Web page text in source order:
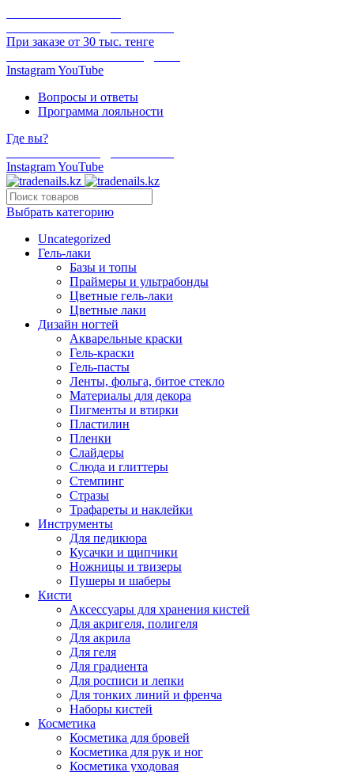
При заказе от 30 тыс. тенге
InstagramYouTube
Вопросы и ответы
Программа лояльности
Где вы?
InstagramYouTube
Выбрать категорию
Uncategorized
Гель-лаки
Базы и топы
Праймеры и ультрабонды
Цветные гель-лаки
Цветные лаки
Дизайн ногтей
Акварельные краски
Гель-краски
Гель-пасты
Ленты, фольга, битое стекло
Материалы для декора
Пигменты и втирки
Пластилин
Пленки
Слайдеры
Слюда и глиттеры
Стемпинг
Стразы
Трафареты и наклейки
Инструменты
Для педикюра
Кусачки и щипчики
Ножницы и твизеры
Пушеры и шаберы
Кисти
Аксессуары для хранения кистей
Для акригеля, полигеля
Для акрила
Для геля
Для градиента
Для росписи и лепки
Для тонких линий и френча
Наборы кистей
Косметика
Косметика для бровей
Косметика для рук и ног
Косметика уходовая